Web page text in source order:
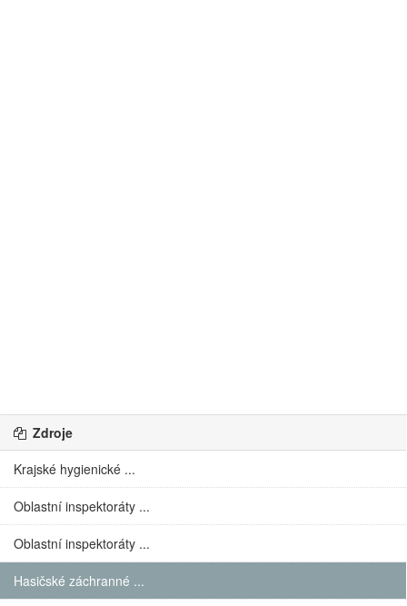
Zdroje
Krajské hygienické ...
Oblastní inspektoráty ...
Oblastní inspektoráty ...
Hasičské záchranné ...